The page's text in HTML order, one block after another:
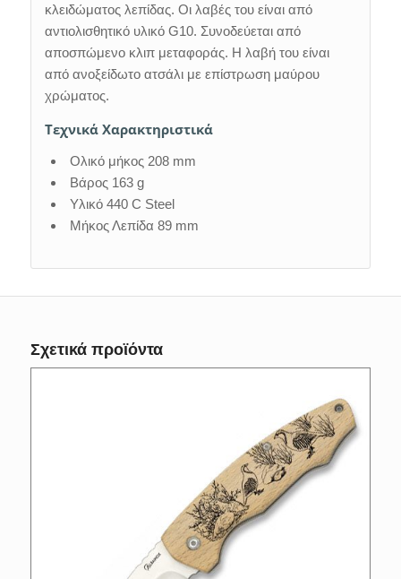
κλειδώματος λεπίδας. Οι λαβές του είναι από
αντιολισθητικό υλικό G10. Συνοδεύεται από
αποσπώμενο κλιπ μεταφοράς. Η λαβή του είναι
από ανοξείδωτο ατσάλι με επίστρωση μαύρου
χρώματος.
Τεχνικά Χαρακτηριστικά
Ολικό μήκος 208 mm
Βάρος 163 g
Υλικό 440 C Steel
Μήκος Λεπίδα 89 mm
Σχετικά προϊόντα